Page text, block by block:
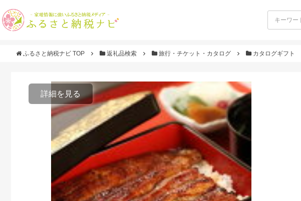
ふるさと納税ナビ TOP 返礼品検索 旅行・チケット・カタログ カタログギフト
詳細を見る